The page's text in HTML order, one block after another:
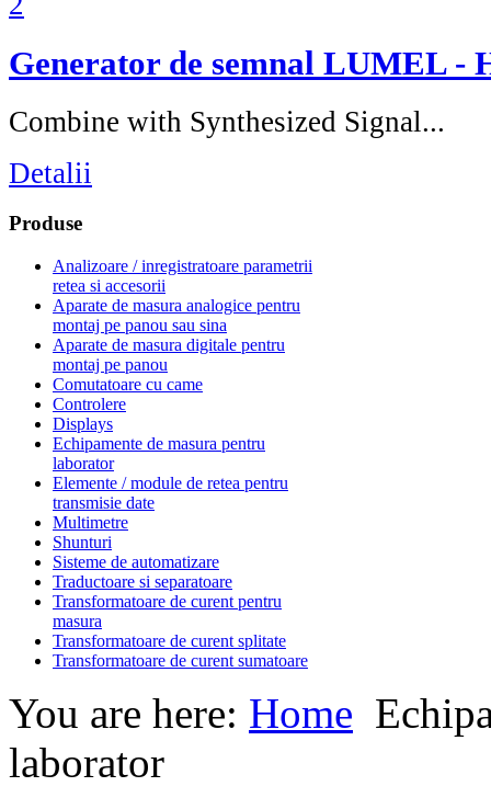
Generator de semnal LUMEL -
Combine with Synthesized Signal...
Detalii
Produse
Analizoare / inregistratoare parametrii
retea si accesorii
Aparate de masura analogice pentru
montaj pe panou sau sina
Aparate de masura digitale pentru
montaj pe panou
Comutatoare cu came
Controlere
Displays
Echipamente de masura pentru
laborator
Elemente / module de retea pentru
transmisie date
Multimetre
Shunturi
Sisteme de automatizare
Traductoare si separatoare
Transformatoare de curent pentru
masura
Transformatoare de curent splitate
Transformatoare de curent sumatoare
You are here: Home
laborator